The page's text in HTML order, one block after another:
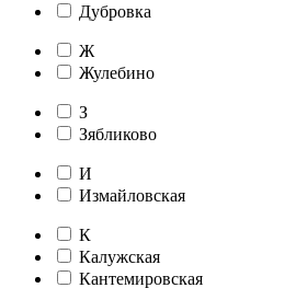
Дубровка
Ж
Жулебино
З
Зябликово
И
Измайловская
К
Калужская
Кантемировская